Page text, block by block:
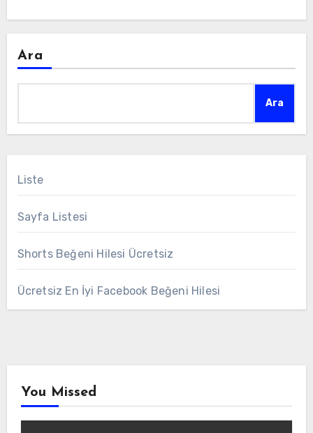
Ara
Ara
Liste
Sayfa Listesi
Shorts Beğeni Hilesi Ücretsiz
Ücretsiz En İyi Facebook Beğeni Hilesi
You Missed